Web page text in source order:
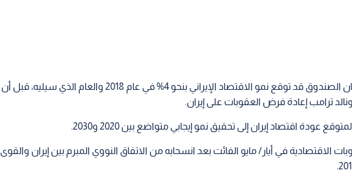
وفي أيار/ مايو الماضي كان الصندوق قد توقع نمو الاقتصاد الإيراني بنحو 4% في عام 2018 والعام الذي سيليه، قبل أن
ترامب إعادة فرض العقوبات على إيران.
عودة اقتصاد إيران إلى تحقيق نمو إيجابي متواضع بين 2020 و2030.
الاقتصادية في أيار/ مايو الفائت بعد انسحابه من الاتفاق النووي المبرم بين إيران والقوى